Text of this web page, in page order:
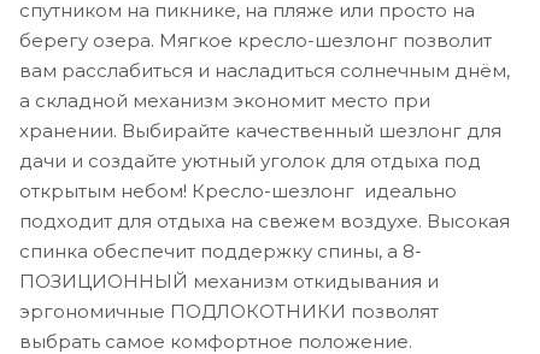
спутником на пикнике, на пляже или просто на
берегу озера. Мягкое кресло-шезлонг позволит
вам расслабиться и насладиться солнечным днём,
а складной механизм экономит место при
хранении. Выбирайте качественный шезлонг для
дачи и создайте уютный уголок для отдыха под
открытым небом! Кресло-шезлонг идеально
подходит для отдыха на свежем воздухе. Высокая
спинка обеспечит поддержку спины, а 8-
ПОЗИЦИОННЫЙ механизм откидывания и
эргономичные ПОДЛОКОТНИКИ позволят
выбрать самое комфортное положение.